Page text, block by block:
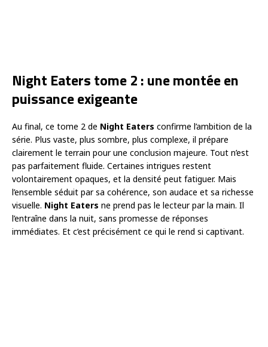
Night Eaters tome 2 : une montée en
puissance exigeante
Au final, ce tome 2 de Night Eaters confirme l’ambition de la
série. Plus vaste, plus sombre, plus complexe, il prépare
clairement le terrain pour une conclusion majeure. Tout n’est
pas parfaitement fluide. Certaines intrigues restent
volontairement opaques, et la densité peut fatiguer. Mais
l’ensemble séduit par sa cohérence, son audace et sa richesse
visuelle. Night Eaters ne prend pas le lecteur par la main. Il
l’entraîne dans la nuit, sans promesse de réponses
immédiates. Et c’est précisément ce qui le rend si captivant.